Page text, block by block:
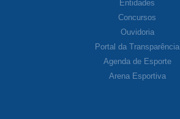
Entidades
Concursos
Ouvidoria
Portal da Transparência
Agenda de Esporte
Arena Esportiva